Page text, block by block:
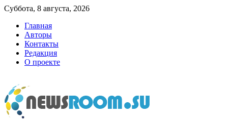
Суббота, 8 августа, 2026
Главная
Авторы
Контакты
Редакция
О проекте